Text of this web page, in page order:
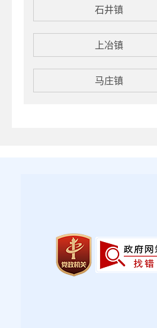
石井镇
上冶镇
马庄镇